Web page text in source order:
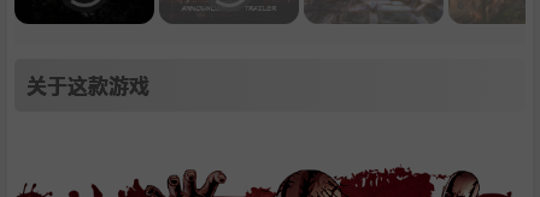
关于这款游戏